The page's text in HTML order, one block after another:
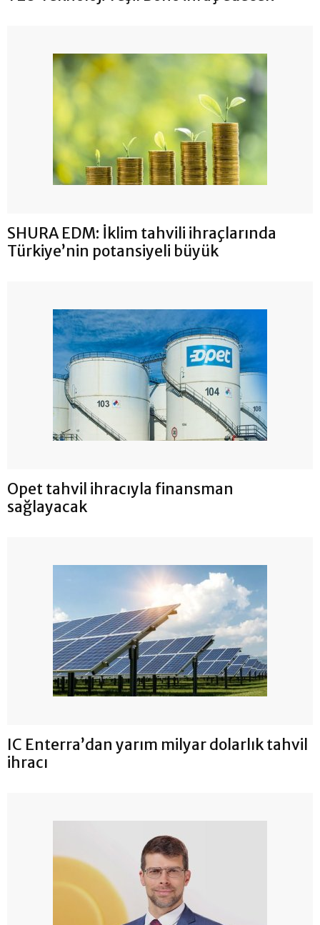
SHURA EDM: İklim tahvili ihraçlarında
Türkiye’nin potansiyeli büyük
Opet tahvil ihracıyla finansman
sağlayacak
IC Enterra’dan yarım milyar dolarlık tahvil
ihracı